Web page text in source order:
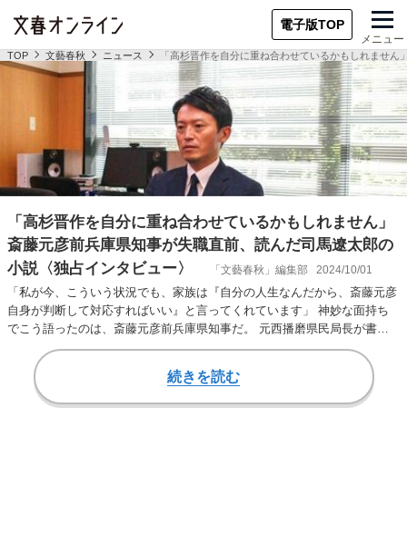
電子版TOP
メニュー
TOP 文藝春秋 ニュース 「高杉晋作を自分に重ね合わせているかもしれませ
「高杉晋作を自分に重ね合わせているかもしれません」
斎藤元彦前兵庫県知事が失職直前、読んだ司馬遼太郎の
小説〈独占インタビュー〉
「文藝春秋」編集部 2024/10/01
「私が今、こういう状況でも、家族は『自分の人生なんだから、斎藤元彦
自身が判断して対応すればいい』と言ってくれています」 神妙な面持ち
でこう語ったのは、斎藤元彦前兵庫県知事だ。 元西播磨県民局長が書い
た告発文書をめぐる…
続きを読む